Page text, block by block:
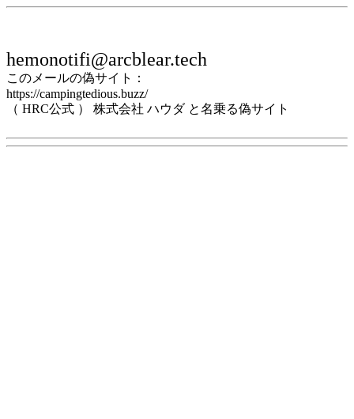
hemonotifi@arcblear.tech
このメールの偽サイト：
https://campingtedious.buzz/
（ HRC公式 ） 株式会社 ハウダ と名乗る偽サイト